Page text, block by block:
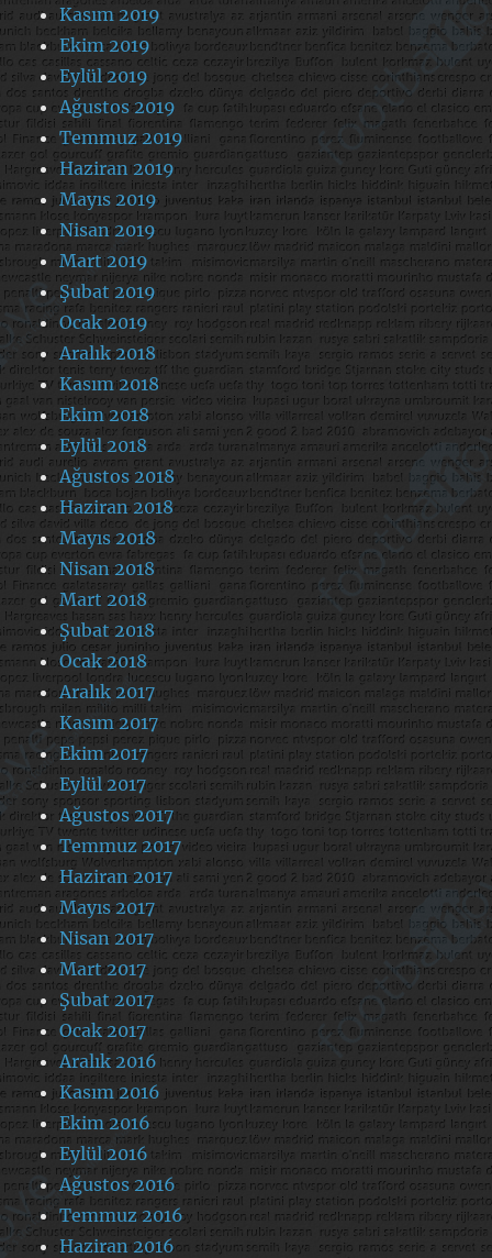
Kasım 2019
Ekim 2019
Eylül 2019
Ağustos 2019
Temmuz 2019
Haziran 2019
Mayıs 2019
Nisan 2019
Mart 2019
Şubat 2019
Ocak 2019
Aralık 2018
Kasım 2018
Ekim 2018
Eylül 2018
Ağustos 2018
Haziran 2018
Mayıs 2018
Nisan 2018
Mart 2018
Şubat 2018
Ocak 2018
Aralık 2017
Kasım 2017
Ekim 2017
Eylül 2017
Ağustos 2017
Temmuz 2017
Haziran 2017
Mayıs 2017
Nisan 2017
Mart 2017
Şubat 2017
Ocak 2017
Aralık 2016
Kasım 2016
Ekim 2016
Eylül 2016
Ağustos 2016
Temmuz 2016
Haziran 2016